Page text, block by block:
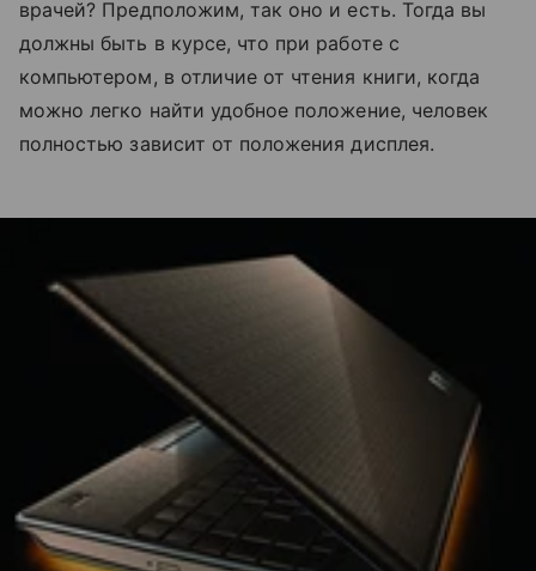
врачей? Предположим, так оно и есть. Тогда вы
должны быть в курсе, что при работе с
компьютером, в отличие от чтения книги, когда
можно легко найти удобное положение, человек
полностью зависит от положения дисплея.